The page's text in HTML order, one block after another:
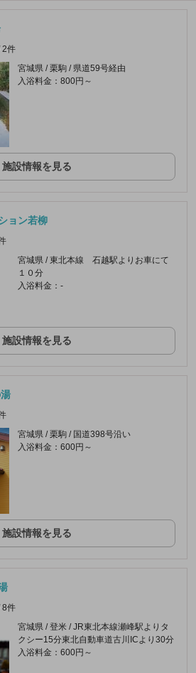
2件
宮城県 / 栗駒 / 県道59号経由
入浴料金：800円～
施設情報を見る
ョン若柳
宮城県 / 東北本線 石越駅よりお車にて
１０分
入浴料金：-
施設情報を見る
宮城県 / 栗駒 / 国道398号沿い
入浴料金：600円～
施設情報を見る
8件
宮城県 / 登米 / JR東北本線瀬峰駅よりタ
クシー15分東北自動車道古川ICより30分
入浴料金：600円～